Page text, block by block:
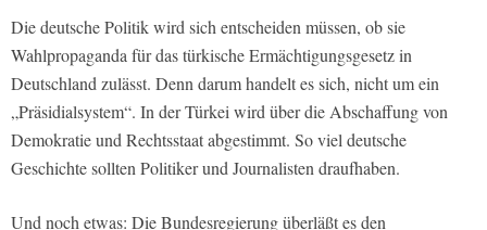
Die deutsche Politik wird sich entscheiden müssen, ob sie
Wahlpropaganda für das türkische Ermächtigungsgesetz in
Deutschland zulässt. Denn darum handelt es sich, nicht um ein
„Präsidialsystem“. In der Türkei wird über die Abschaffung von
Demokratie und Rechtsstaat abgestimmt. So viel deutsche
Geschichte sollten Politiker und Journalisten draufhaben.
Und noch etwas: Die Bundesregierung überläßt es den